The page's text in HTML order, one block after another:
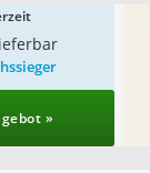
»